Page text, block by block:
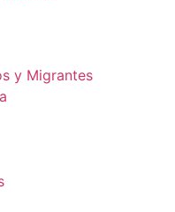
y Migrantes